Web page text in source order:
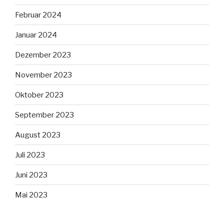
Februar 2024
Januar 2024
Dezember 2023
November 2023
Oktober 2023
September 2023
August 2023
Juli 2023
Juni 2023
Mai 2023